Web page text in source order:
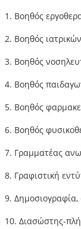
1. Βοηθός
2. Βοηθός
3. Βοηθός
4. Βοηθός
5. Βοηθός
6. Βοηθός
7. Γραμματέας
8. Γραφιστική
9. Δημοσιογραφία,
10. Διασώστης-